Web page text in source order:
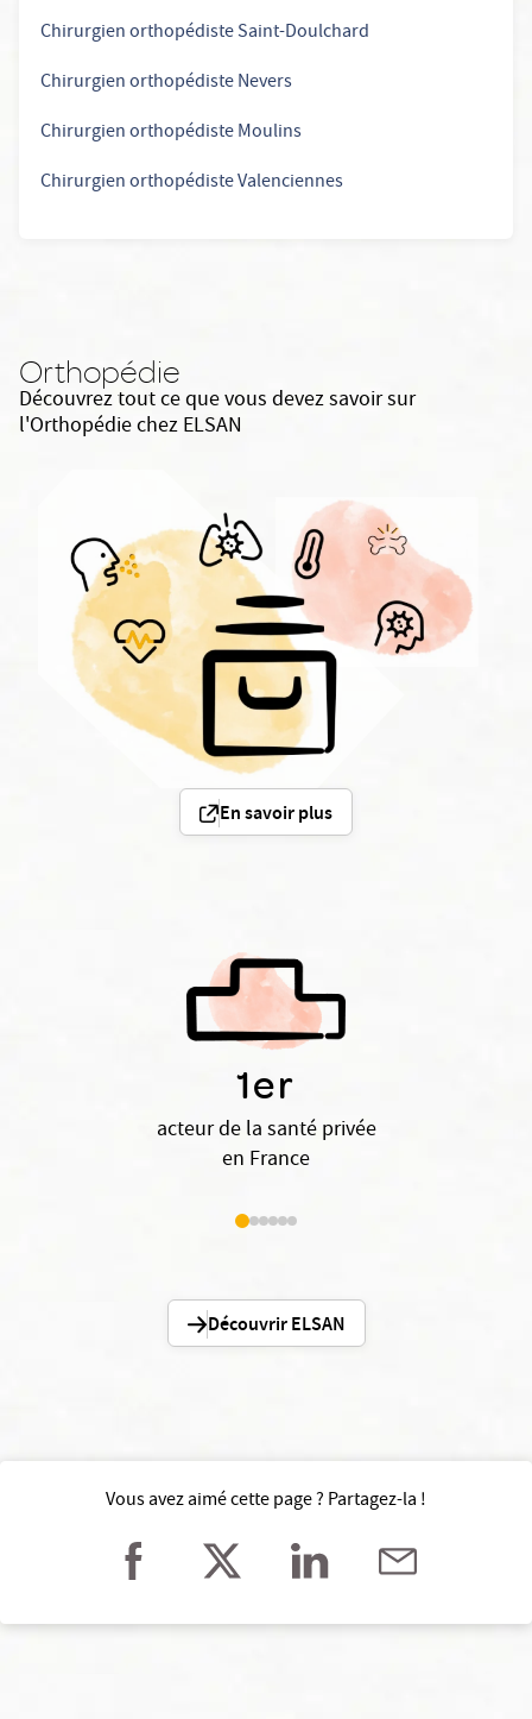
Chirurgien orthopédiste Saint-Doulchard
Chirurgien orthopédiste Nevers
Chirurgien orthopédiste Moulins
Chirurgien orthopédiste Valenciennes
Orthopédie
Découvrez tout ce que vous devez savoir sur
l'Orthopédie chez ELSAN
En savoir plus
1er
acteur de la santé privée
en France
Découvrir ELSAN
Vous avez aimé cette page ? Partagez-la !